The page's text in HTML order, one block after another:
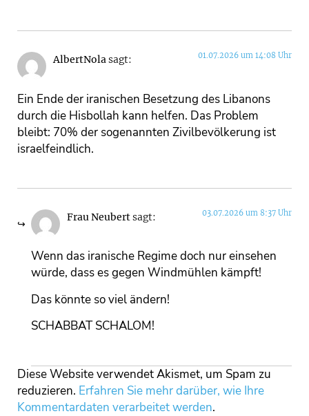
AlbertNolasagt: 01.07.2026 um 14:08 Uhr
Ein Ende der iranischen Besetzung des Libanons
durch die Hisbollah kann helfen. Das Problem
bleibt: 70% der sogenannten Zivilbevölkerung ist
israelfeindlich.
Frau Neubertsagt: 03.07.2026 um 8:37 Uhr
Wenn das iranische Regime doch nur einsehen
würde, dass es gegen Windmühlen kämpft!
Das könnte so viel ändern!
SCHABBAT SCHALOM!
Diese Website verwendet Akismet, um Spam zu
reduzieren. Erfahren Sie mehr darüber, wie Ihre
Kommentardaten verarbeitet werden.